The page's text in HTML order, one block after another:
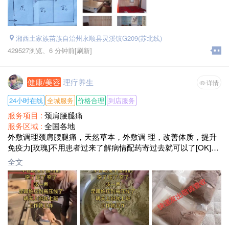
湘西土家族苗族自治州永顺县灵溪镇G209(苏北线)
429527浏览、 6 分钟前[刷新]
健康/美容 理疗养生 详情
24小时在线 全城服务 价格合理 到店服务
服务项目 : 颈肩腰腿痛
服务区域 : 全国各地
外敷调理颈肩腰腿痛，天然草本，外敷调 理，改善体质，提升
免疫力[玫瑰]不用患者过来了解病情配药寄过去就可以了[OK]一
个疗程三次，一次敷两个小时，十天敷一次!
适用人群:腰椎盘突出，膨出，狭窄，腰肌劳损，腰椎增生，骨
刺，风湿性关节炎，颈椎疼痛，椎管狭窄，肩周炎，腱鞘炎，
膝关节炎，增生，滑膜炎，积水半月板损伤，椎管狭窄，跌打
扭伤，鼻炎，青春痘等!☎️联系方式18876796399
全文